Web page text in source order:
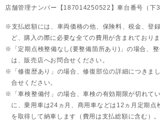
店舗管理ナンバー【187014250522】車台番号（下3
支払総額には、車両価格の他、保険料、税金、登
ど、購入の際に必要な全ての費用が含まれておりま
「定期点検整備なし(要整備箇所あり)」の場合、
は、販売店へお問合せください。
「修復歴あり」の場合、修復部位の詳細につきま
合せください。
「車検整備付」の場合、車検の有効期限が切れて
に、乗用車は24ヵ月、 商用車などは12ヵ月定期点
を取得して納車します（費用は支払総額に含む）。